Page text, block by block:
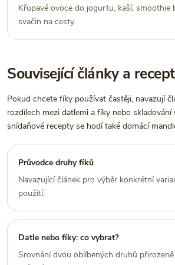
Křupavé ovoce do jogurtu, kaší, smoothie
svačin na cesty.
Související články a
Pokud chcete fíky používat častěji, navazují
rozdílech mezi datlemi a fíky nebo skladování
snídaňové recepty se hodí také domácí
Průvodce druhy fíků
Navazující článek pro výběr konkrétní
použití.
Datle nebo fíky: co vybrat?
Srovnání dvou oblíbených druhů